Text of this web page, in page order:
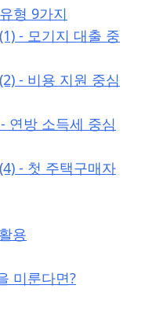
형 9가지
- 모기지 대출 중
- 비용 지원 중심
연방 소득세 중심
- 첫 주택구매자
용
미룬다면?